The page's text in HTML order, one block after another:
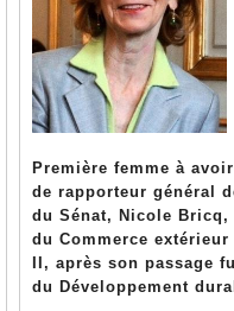
Première femme à
de rapporteur général
du Sénat, Nicole
du Commerce
II, après son passage
du Développement